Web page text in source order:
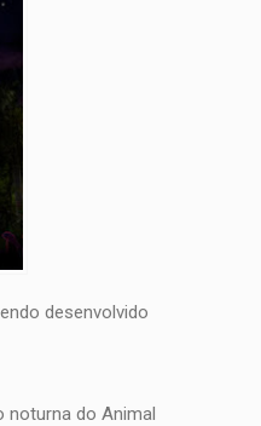
desenvolvido
noturna do Animal